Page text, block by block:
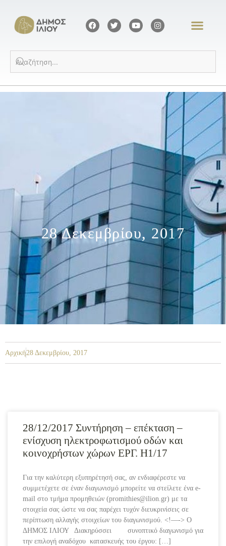
28 Δεκεμβρίου, 2017
Αρχική28 Δεκεμβρίου, 2017
28/12/2017 Συντήρηση – επέκταση –
ενίσχυση ηλεκτροφωτισμού οδών και
κοινοχρήστων χώρων ΕΡΓ. Η1/17
Για την καλύτερη εξυπηρέτησή σας, αν ενδιαφέρεστε να
συμμετέχετε σε έναν διαγωνισμό μπορείτε να στείλετε ένα e-
mail στο τμήμα προμηθειών (promithies@ilion.gr) με τα
στοιχεία σας ώστε να σας παρέχει τυχόν διευκρινίσεις σε
περίπτωση αλλαγής στοιχείων του διαγωνισμού. <!—-> Ο
ΔΗΜΟΣ ΙΛΙΟΥ Διακηρύσσει συνοπτικό διαγωνισμό για
την επιλογή αναδόχου κατασκευής του έργου: […]